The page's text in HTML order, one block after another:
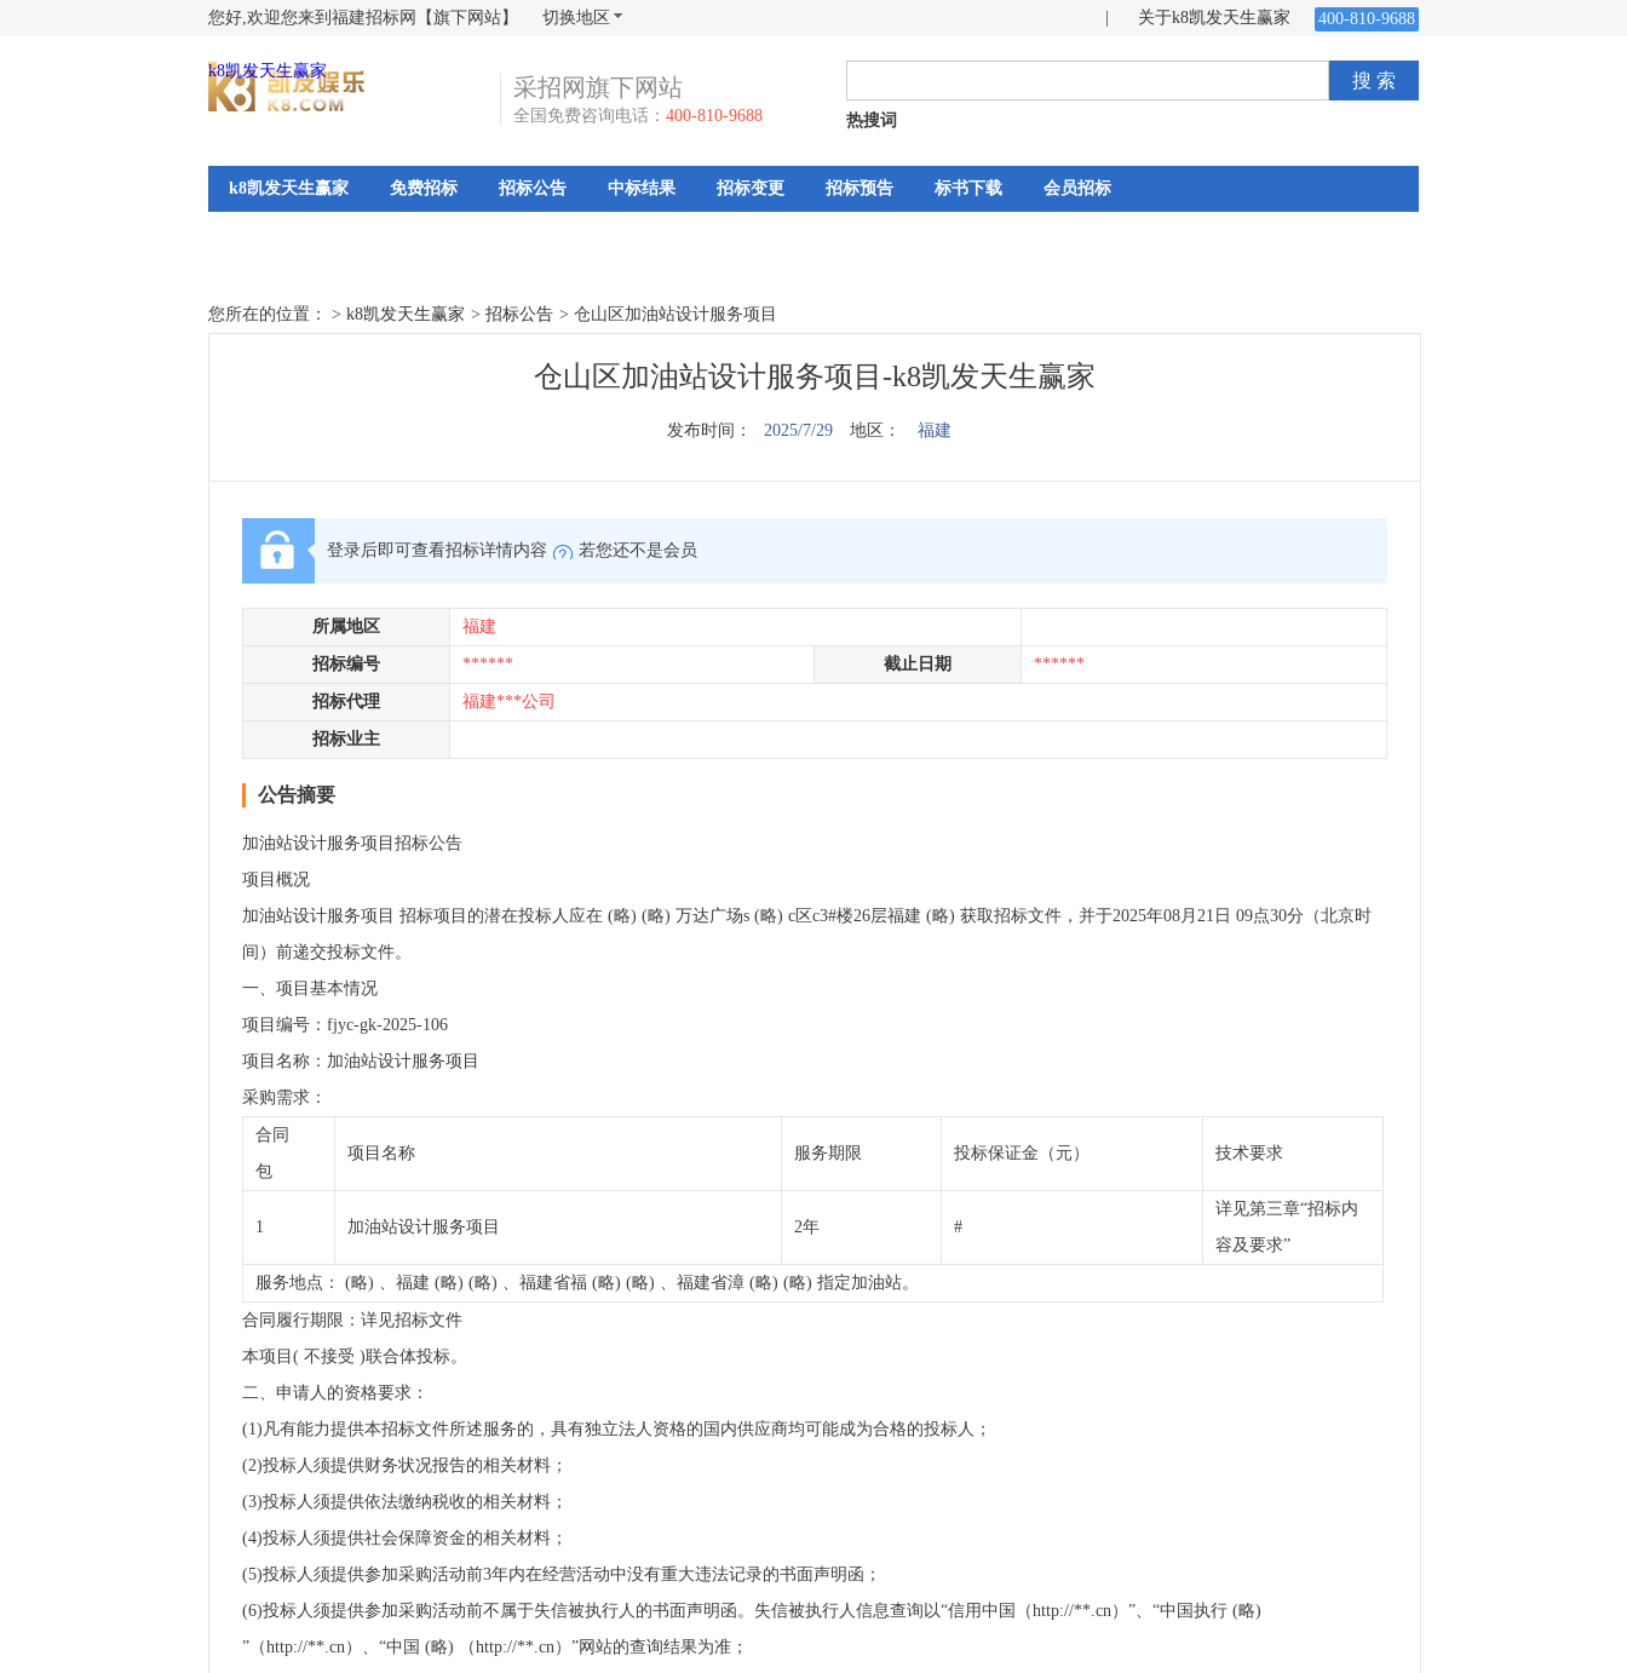
您好,欢迎您来到福建招标网【旗下网站】 切换地区 关于k8凯发天生赢家 400-810-9688
k8凯发天生赢家
采招网旗下网站
全国免费咨询电话： 400-810-9688
搜 索
热搜词
k8凯发天生赢家 免费招标 招标公告 中标结果 招标变更 招标预告 标书下载 会员招标
您所在的位置： > k8凯发天生赢家 > 招标公告 > 仓山区加油站设计服务项目
仓山区加油站设计服务项目-k8凯发天生赢家
发布时间： 2025/7/29 地区： 福建
登录后即可查看招标详情内容 若您还不是会员
所属地区 福建
招标编号 ****** 截止日期 ******
招标代理 福建***公司
招标业主
公告摘要
加油站设计服务项目招标公告
项目概况
加油站设计服务项目 招标项目的潜在投标人应在 (略) (略) 万达广场s (略) c区c3#楼26层福建 (略) 获取招标文件，并于2025年08月21日 09点30分（北京时
间）前递交投标文件。
一、项目基本情况
项目编号：fjyc-gk-2025-106
项目名称：加油站设计服务项目
采购需求：
合同
包
项目名称 服务期限 投标保证金（元） 技术要求
1 加油站设计服务项目 2年 #
详见第三章“招标内
容及要求”
服务地点： (略) 、福建 (略) (略) 、福建省福 (略) (略) 、福建省漳 (略) (略) 指定加油站。
合同履行期限：详见招标文件
本项目( 不接受 )联合体投标。
二、申请人的资格要求：
(1)凡有能力提供本招标文件所述服务的，具有独立法人资格的国内供应商均可能成为合格的投标人；
(2)投标人须提供财务状况报告的相关材料；
(3)投标人须提供依法缴纳税收的相关材料；
(4)投标人须提供社会保障资金的相关材料；
(5)投标人须提供参加采购活动前3年内在经营活动中没有重大违法记录的书面声明函；
(6)投标人须提供参加采购活动前不属于失信被执行人的书面声明函。失信被执行人信息查询以“信用中国（http://**.cn）”、“中国执行 (略)
”（http://**.cn）、“中国 (略) （http://**.cn）”网站的查询结果为准；